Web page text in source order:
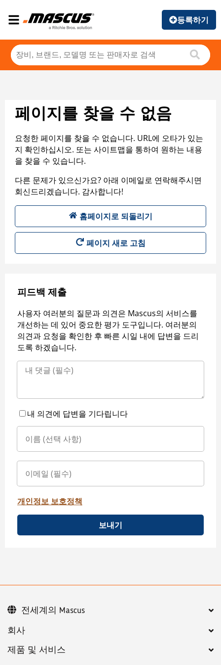
등록하기
페이지를 찾을 수 없음
요청한 페이지를 찾을 수 없습니다. URL에 오타가 있는
지 확인하십시오. 또는 사이트맵을 통하여 원하는 내용
을 찾을 수 있습니다.
다른 문제가 있으신가요? 아래 이메일로 연락해주시면
회신드리겠습니다. 감사합니다!
홈페이지로 되돌리기
페이지 새로 고침
피드백 제출
사용자 여러분의 질문과 의견은 Mascus의 서비스를
개선하는 데 있어 중요한 평가 도구입니다. 여러분의
의견과 요청을 확인한 후 빠른 시일 내에 답변을 드리
도록 하겠습니다.
내 의견에 답변을 기다립니다
개인정보 보호정책
보내기
회사
제품 및 서비스
전세계의 Mascus